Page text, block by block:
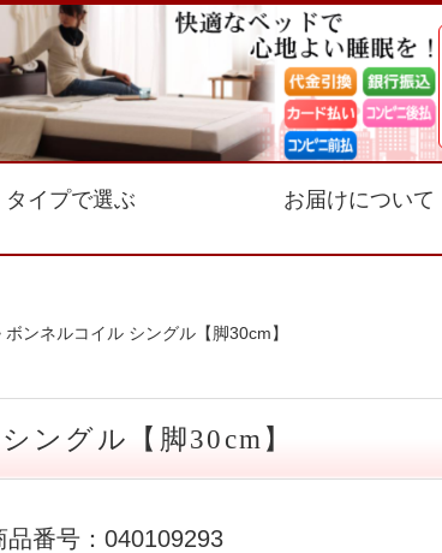
タイプで選ぶ お届けについて
ボンネルコイル シングル【脚30cm】
ングル【脚30cm】
品番号：040109293